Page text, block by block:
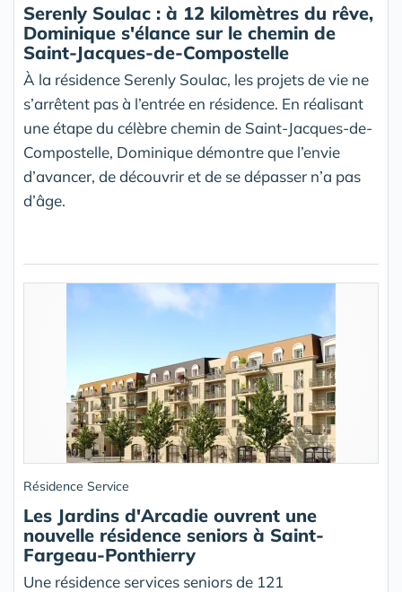
Serenly Soulac : à 12 kilomètres du rêve,
Dominique s'élance sur le chemin de
Saint-Jacques-de-Compostelle
À la résidence Serenly Soulac, les projets de vie ne
s’arrêtent pas à l’entrée en résidence. En réalisant
une étape du célèbre chemin de Saint-Jacques-de-
Compostelle, Dominique démontre que l’envie
d’avancer, de découvrir et de se dépasser n’a pas
d’âge.
Résidence Service
Les Jardins d'Arcadie ouvrent une
nouvelle résidence seniors à Saint-
Fargeau-Ponthierry
Une résidence services seniors de 121